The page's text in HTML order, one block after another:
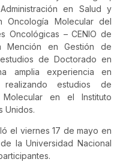
en Salud y
Oncología Molecular del
Oncológicas – CENIO de
Mención en Gestión de
de Doctorado en
amplia experiencia en
realizando estudios de
en el Instituto
Unidos.
el viernes 17 de mayo en
la Universidad Nacional